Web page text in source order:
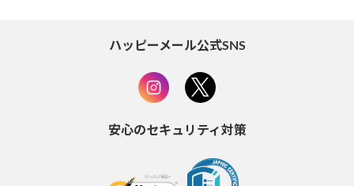
ハッピーメール公式SNS
安心のセキュリティ対策